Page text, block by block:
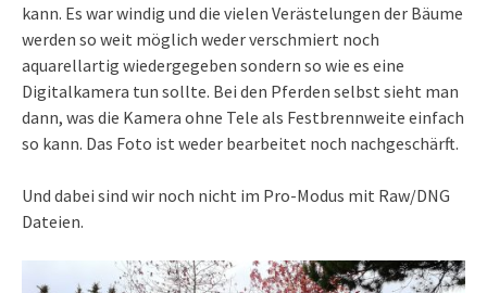
kann. Es war windig und die vielen Verästelungen der Bäume
werden so weit möglich weder verschmiert noch
aquarellartig wiedergegeben sondern so wie es eine
Digitalkamera tun sollte. Bei den Pferden selbst sieht man
dann, was die Kamera ohne Tele als Festbrennweite einfach
so kann. Das Foto ist weder bearbeitet noch nachgeschärft.
Und dabei sind wir noch nicht im Pro-Modus mit Raw/DNG
Dateien.